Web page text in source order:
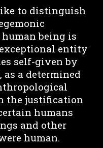
to distinguish
being is
exceptional entity
self-given by
a determined
the justification
humans
and other
human.